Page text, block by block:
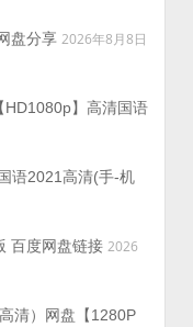
盘分享 2026年8月8日
HD1080p】高清国语
语2021高清(手-机
百度网盘链接 2026
清）网盘【1280P